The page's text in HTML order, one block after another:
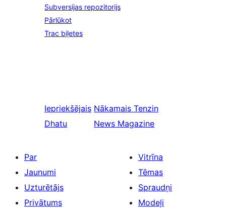
Subversijas repozitorijs
Pārlūkot
Trac biļetes
Iepriekšējais
Dhatu
Nākamais Tenzin
News Magazine
Par
Jaunumi
Uzturētājs
Privātums
Vitrīna
Tēmas
Spraudņi
Modeļi